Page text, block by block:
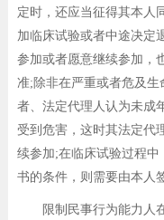
定时，还应当征得其本人
加临床试验或者中途决定
参加或者愿意继续参加，
准;除非在严重或者危及
者、法定代理人认为未成
受到危害，这时其法定代
续参加;在临床试验过程
书的条件，则需要由本人
限制民事行为能力人在